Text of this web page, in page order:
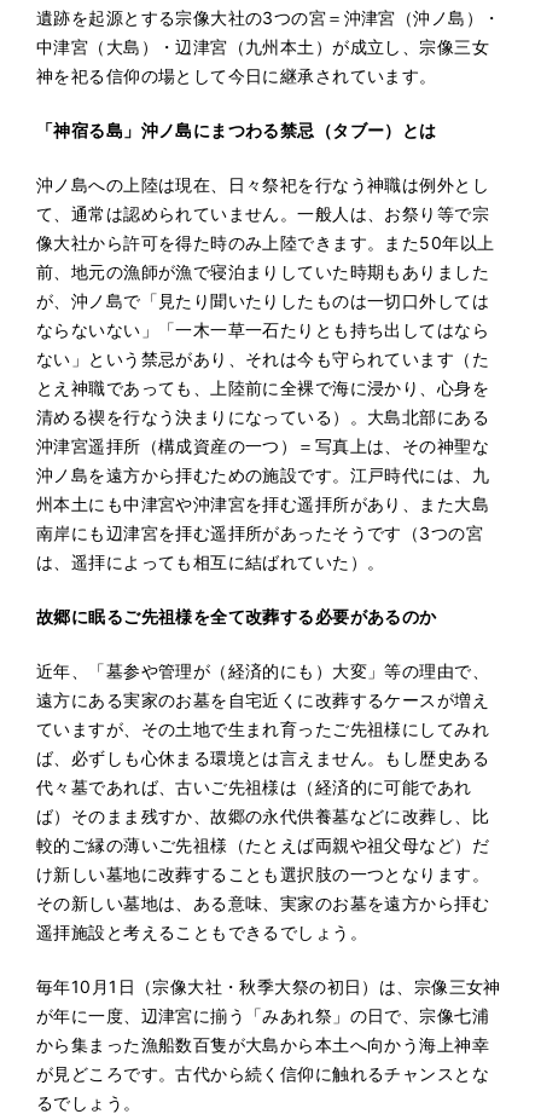
遺跡を起源とする宗像大社の3つの宮＝沖津宮（沖ノ島）・
中津宮（大島）・辺津宮（九州本土）が成立し、宗像三女
神を祀る信仰の場として今日に継承されています。
「神宿る島」沖ノ島にまつわる禁忌（タブー）とは
沖ノ島への上陸は現在、日々祭祀を行なう神職は例外とし
て、通常は認められていません。一般人は、お祭り等で宗
像大社から許可を得た時のみ上陸できます。また50年以上
前、地元の漁師が漁で寝泊まりしていた時期もありました
が、沖ノ島で「見たり聞いたりしたものは一切口外しては
ならないない」「一木一草一石たりとも持ち出してはなら
ない」という禁忌があり、それは今も守られています（た
とえ神職であっても、上陸前に全裸で海に浸かり、心身を
清める禊を行なう決まりになっている）。大島北部にある
沖津宮遥拝所（構成資産の一つ）＝写真上は、その神聖な
沖ノ島を遠方から拝むための施設です。江戸時代には、九
州本土にも中津宮や沖津宮を拝む遥拝所があり、また大島
南岸にも辺津宮を拝む遥拝所があったそうです（3つの宮
は、遥拝によっても相互に結ばれていた）。
故郷に眠るご先祖様を全て改葬する必要があるのか
近年、「墓参や管理が（経済的にも）大変」等の理由で、
遠方にある実家のお墓を自宅近くに改葬するケースが増え
ていますが、その土地で生まれ育ったご先祖様にしてみれ
ば、必ずしも心休まる環境とは言えません。もし歴史ある
代々墓であれば、古いご先祖様は（経済的に可能であれ
ば）そのまま残すか、故郷の永代供養墓などに改葬し、比
較的ご縁の薄いご先祖様（たとえば両親や祖父母など）だ
け新しい墓地に改葬することも選択肢の一つとなります。
その新しい墓地は、ある意味、実家のお墓を遠方から拝む
遥拝施設と考えることもできるでしょう。
毎年10月1日（宗像大社・秋季大祭の初日）は、宗像三女神
が年に一度、辺津宮に揃う「みあれ祭」の日で、宗像七浦
から集まった漁船数百隻が大島から本土へ向かう海上神幸
が見どころです。古代から続く信仰に触れるチャンスとな
るでしょう。